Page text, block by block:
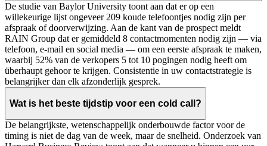
De studie van Baylor University toont aan dat er op een
willekeurige lijst ongeveer 209 koude telefoontjes nodig zijn per
afspraak of doorverwijzing. Aan de kant van de prospect meldt
RAIN Group dat er gemiddeld 8 contactmomenten nodig zijn — via
telefoon, e-mail en social media — om een eerste afspraak te maken,
waarbij 52% van de verkopers 5 tot 10 pogingen nodig heeft om
überhaupt gehoor te krijgen. Consistentie in uw contactstrategie is
belangrijker dan elk afzonderlijk gesprek.
Wat is het beste tijdstip voor een cold call?
De belangrijkste, wetenschappelijk onderbouwde factor voor de
timing is niet de dag van de week, maar de snelheid. Onderzoek van